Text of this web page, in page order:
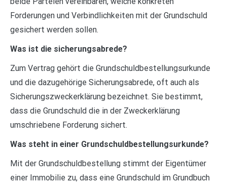
Forderungen und Verbindlichkeiten mit der Grundschuld
gesichert werden sollen.
Was ist die sicherungsabrede?
Zum Vertrag gehört die Grundschuldbestellungsurkunde
und die dazugehörige Sicherungsabrede, oft auch als
Sicherungszweckerklärung bezeichnet. Sie bestimmt,
dass die Grundschuld die in der Zweckerklärung
umschriebene Forderung sichert.
Was steht in einer Grundschuldbestellungsurkunde?
Mit der Grundschuldbestellung stimmt der Eigentümer
einer Immobilie zu, dass eine Grundschuld im Grundbuch